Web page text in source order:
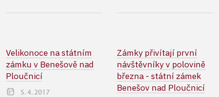
Velikonoce na státním
zámku v Benešově nad
Ploučnicí
5. 4. 2017
Zámky přivítají první
návštěvníky v polovině
března - státní zámek
Benešov nad Ploučnicí